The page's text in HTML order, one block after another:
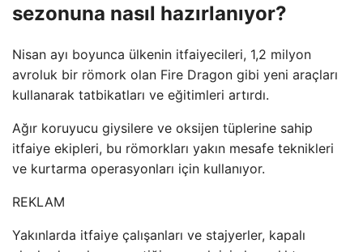
sezonuna nasıl hazırlanıyor?
Nisan ayı boyunca ülkenin itfaiyecileri, 1,2 milyon
avroluk bir römork olan Fire Dragon gibi yeni araçları
kullanarak tatbikatları ve eğitimleri artırdı.
Ağır koruyucu giysilere ve oksijen tüplerine sahip
itfaiye ekipleri, bu römorkları yakın mesafe teknikleri
ve kurtarma operasyonları için kullanıyor.
REKLAM
Yakınlarda itfaiye çalışanları ve stajyerler, kapalı